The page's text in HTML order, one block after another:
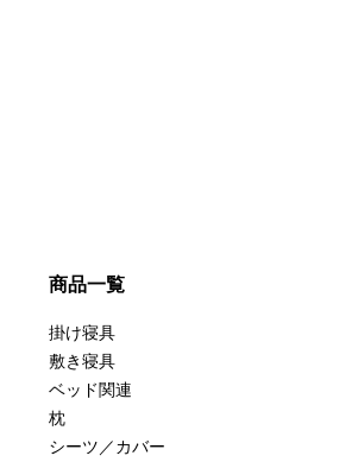
商品一覧
掛け寝具
敷き寝具
ベッド関連
枕
シーツ／カバー